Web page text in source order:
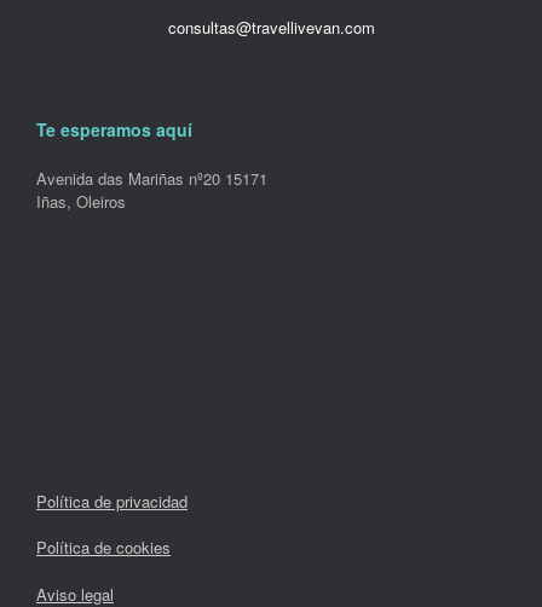
consultas@travellivevan.com
Te esperamos aquí
Avenida das Mariñas nº20 15171
Iñas, Oleiros
Política de privacidad
Política de cookies
Aviso legal